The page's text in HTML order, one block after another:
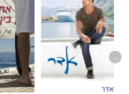
האם אי פעם אוכל לסלוח לו על כל
עד שהאבק ישקעהוא רומן סוחף
לנוכח המשברים הגדולים ביותר.
אדר